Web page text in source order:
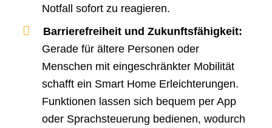
Notfall sofort zu reagieren.
Barrierefreiheit und Zukunftsfähigkeit:
Gerade für ältere Personen oder
Menschen mit eingeschränkter Mobilität
schafft ein Smart Home Erleichterungen.
Funktionen lassen sich bequem per App
oder Sprachsteuerung bedienen, wodurch